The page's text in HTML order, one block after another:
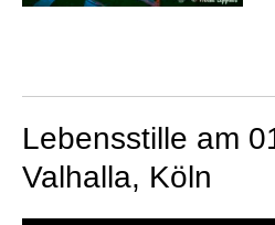
Lebensstille am
Valhalla, Köln